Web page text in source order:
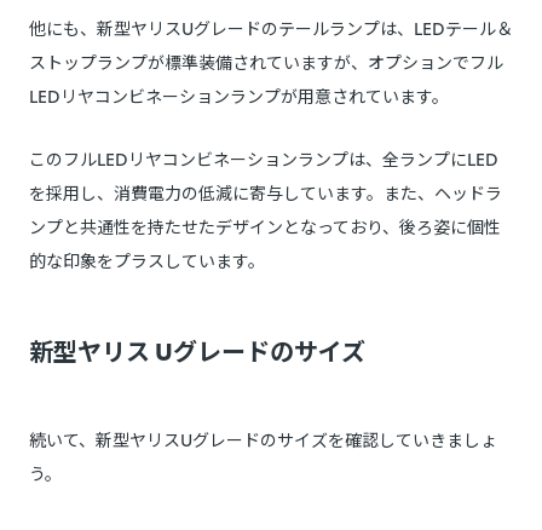
他にも、新型ヤリスUグレードのテールランプは、LEDテール＆
ストップランプが標準装備されていますが、オプションでフル
LEDリヤコンビネーションランプが用意されています。
このフルLEDリヤコンビネーションランプは、全ランプにLED
を採用し、消費電力の低減に寄与しています。また、ヘッドラ
ンプと共通性を持たせたデザインとなっており、後ろ姿に個性
的な印象をプラスしています。
新型ヤリス Uグレードのサイズ
続いて、新型ヤリスUグレードのサイズを確認していきましょ
う。